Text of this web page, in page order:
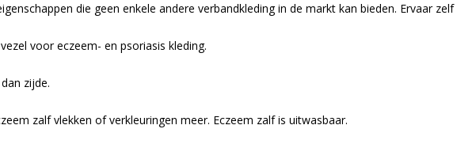
die geen enkele andere verbandkleding in de markt kan bieden. Ervaar
voor eczeem- en psoriasis kleding.
zijde.
zalf vlekken of verkleuringen meer. Eczeem zalf is uitwasbaar.